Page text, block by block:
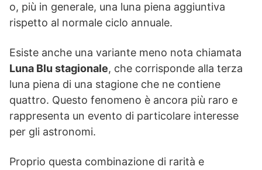
o, più in generale, una luna piena aggiuntiva
rispetto al normale ciclo annuale.
Esiste anche una variante meno nota chiamata
Luna Blu stagionale, che corrisponde alla terza
luna piena di una stagione che ne contiene
quattro. Questo fenomeno è ancora più raro e
rappresenta un evento di particolare interesse
per gli astronomi.
Proprio questa combinazione di rarità e